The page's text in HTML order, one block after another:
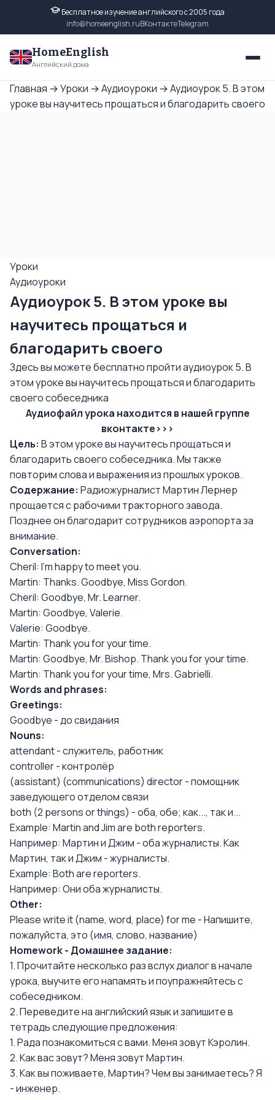
Бесплатное изучение английского с 2005 года
info@homeenglish.ruВКонтактеTelegram
HomeEnglish
Английский дома
Главная →Уроки →Аудиоуроки →Аудиоурок 5. В этом
уроке вы научитесь прощаться и благодарить своего
Уроки
Аудиоуроки
Аудиоурок 5. В этом уроке вы
научитесь прощаться и
благодарить своего
Здесь вы можете бесплатно пройти аудиоурок 5. В
этом уроке вы научитесь прощаться и благодарить
своего собеседника
Аудиофайл урока находится в нашей группе
вконтакте>>>
Цель: В этом уроке вы научитесь прощаться и
благодарить своего собеседника. Мы также
повторим слова и выражения из прошлых уроков.
Содержание: Радиожурналист Мартин Лернер
прощается с рабочими тракторного завода.
Позднее он благодарит сотрудников аэропорта за
внимание.
Conversation:
Cheril: I'm happy to meet you.
Martin: Thanks. Goodbye, Miss Gordon.
Cheril: Goodbye, Mr. Learner.
Martin: Goodbye, Valerie.
Valerie: Goodbye.
Martin: Thank you for your time.
Martin: Goodbye, Mr. Bishop. Thank you for your time.
Martin: Thank you for your time, Mrs. Gabrielli.
Words and phrases:
Greetings:
Goodbye - до свидания
Nouns:
attendant - служитель, работник
controller - контролёр
(assistant) (communications) director - помощник
заведующего отделом связи
both (2 persons or things) - оба, обе; как..., так и...
Example: Martin and Jim are both reporters.
Например: Мартин и Джим - оба журналисты. Как
Мартин, так и Джим - журналисты.
Example: Both are reporters.
Например: Они оба журналисты.
Other:
Please write it (name, word, place) for me - Напишите,
пожалуйста, это (имя, слово, название)
Homework - Домашнее задание:
1. Прочитайте несколько раз вслух диалог в начале
урока, выучите его напамять и поупражняйтесь с
собеседником.
2. Переведите на английский язык и запишите в
тетрадь следующие предложения:
1. Рада познакомиться с вами. Меня зовут Кэролин.
2. Как вас зовут? Меня зовут Мартин.
3. Как вы поживаете, Мартин? Чем вы занимаетесь? Я
- инженер.